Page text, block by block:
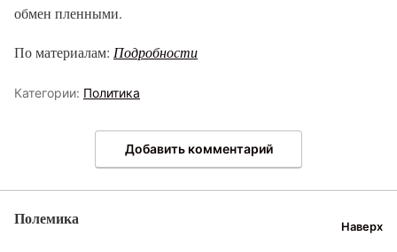
обмен пленными.
По материалам: Подробности
Категории: Политика
Добавить комментарий
Полемика Наверх